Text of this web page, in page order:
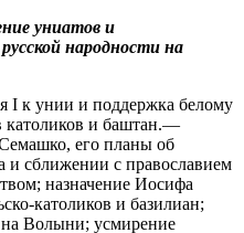
униатов и
народности на
I к унии и поддержка белому
католиков и баштан.—
его планы об
и сближении с православием
назначение Иосифа
католиков и базилиан;
на Волыни; усмирение